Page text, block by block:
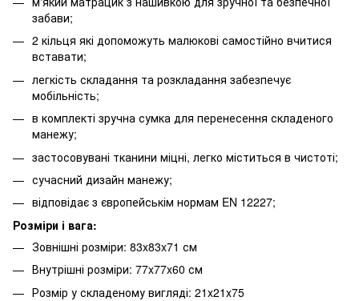
забави;
2 кільця які допоможуть малюкові самостійно вчитися
вставати;
легкість складання та розкладання забезпечує
мобільність;
в комплекті зручна сумка для перенесення складеного
манежу;
застосовувані тканини міцні, легко міститься в чистоті;
сучасний дизайн манежу;
відповідає з європейськім нормам EN 12227;
Розміри і вага:
Зовнішні розміри: 83x83x71 см
Внутрішні розміри: 77x77x60 см
Розмір у складеному вигляді: 21x21x75